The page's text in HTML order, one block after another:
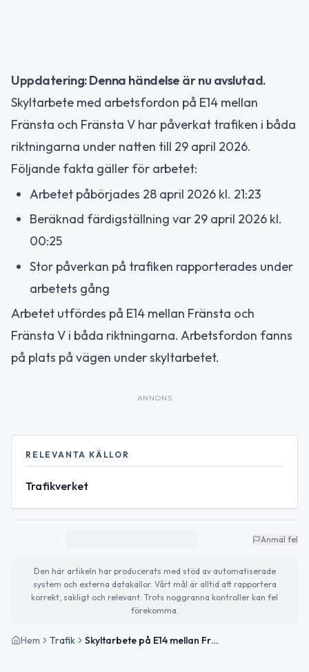
Uppdatering: Denna händelse är nu avslutad.
Skyltarbete med arbetsfordon på E14 mellan
Fränsta och Fränsta V har påverkat trafiken i båda
riktningarna under natten till 29 april 2026.
Följande fakta gäller för arbetet:
Arbetet påbörjades 28 april 2026 kl. 21:23
Beräknad färdigställning var 29 april 2026 kl.
00:25
Stor påverkan på trafiken rapporterades under
arbetets gång
Arbetet utfördes på E14 mellan Fränsta och
Fränsta V i båda riktningarna. Arbetsfordon fanns
på plats på vägen under skyltarbetet.
ANNONS
RELEVANTA KÄLLOR
Trafikverket
Anmäl fel
Den här artikeln har producerats med stöd av automatiserade
system och externa datakällor. Vårt mål är alltid att rapportera
korrekt, sakligt och relevant. Trots noggranna kontroller kan fel
förekomma.
Hem Trafik Skyltarbete på E14 mellan Fränsta och Fränsta V påverkar trafiken